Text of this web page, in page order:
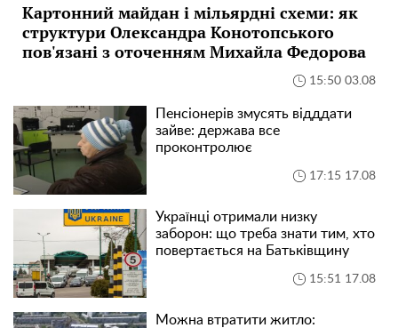
Картонний майдан і мільярдні схеми: як
структури Олександра Конотопського
пов'язані з оточенням Михайла Федорова
15:50 03.08
Пенсіонерів змусять відддати
зайве: держава все
проконтролює
17:15 17.08
Українці отримали низку
заборон: що треба знати тим, хто
повертається на Батьківщину
15:51 17.08
Можна втратити житло: